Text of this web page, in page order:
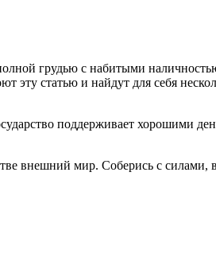
грудью с набитыми
эту статью и найдут для себя
поддерживает хорошими
мир. Соберись с силами,